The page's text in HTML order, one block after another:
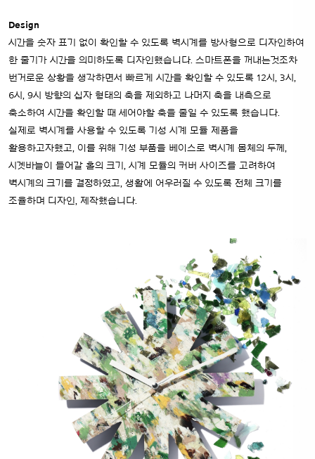
Design
시간을 숫자 표기 없이 확인할 수 있도록 벽시계를 방사형으로 디자인하여
한 줄기가 시간을 의미하도록 디자인했습니다. 스마트폰을 꺼내는것조차
번거로운 상황을 생각하면서 빠르게 시간을 확인할 수 있도록 12시, 3시,
6시, 9시 방향의 십자 형태의 축을 제외하고 나머지 축을 내측으로
축소하여 시간을 확인할 때 세어야할 축을 줄일 수 있도록 했습니다.
실제로 벽시계를 사용할 수 있도록 기성 시계 모듈 제품을
활용하고자했고, 이를 위해 기성 부품을 베이스로 벽시계 몸체의 두께,
시곗바늘이 들어갈 홀의 크기, 시계 모듈의 커버 사이즈를 고려하여
벽시계의 크기를 결정하였고, 생활에 어우러질 수 있도록 전체 크기를
조율하며 디자인, 제작했습니다.